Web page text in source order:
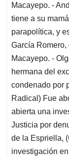
Macayepo. -
tiene a su
parapolítica, y
García
Macayepo. -
hermana del
condenado por
Radical) Fue
abierta una
Justicia por
de la Espriella,
investigación